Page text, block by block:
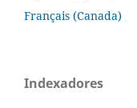
Français (Canada)
Indexadores